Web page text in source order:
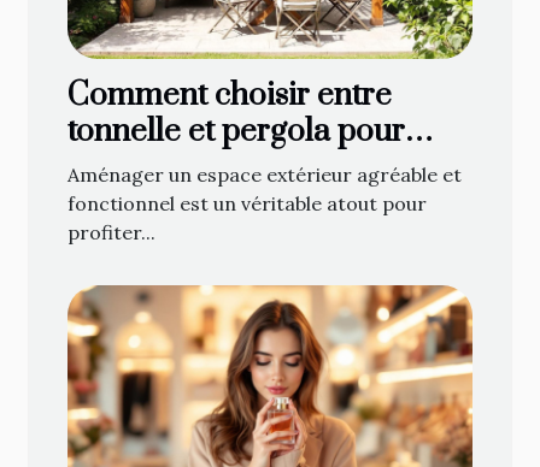
Comment choisir entre
tonnelle et pergola pour
optimiser votre espace
extérieur ?
Aménager un espace extérieur agréable et
fonctionnel est un véritable atout pour
profiter...